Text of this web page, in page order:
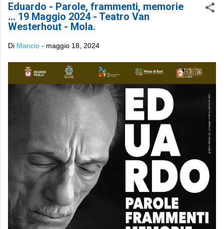
Eduardo - Parole, frammenti, memorie
... 19 Maggio 2024 - Teatro Van
Westerhout - Mola.
Di Mancio - maggio 18, 2024